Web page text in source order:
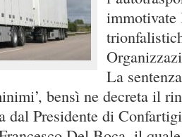
immotivate
La
bensì ne decreta il
dal Presidente di